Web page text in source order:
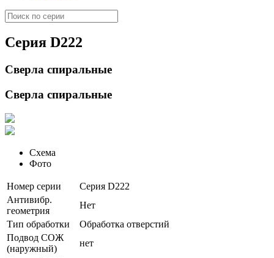
Серия D222
Сверла спиральные
Сверла спиральные
Схема
Фото
Номер серии
Серия D222
Антивибр.
геометрия
Нет
Тип обработки
Обработка отверстий
Подвод СОЖ
(наружный)
нет